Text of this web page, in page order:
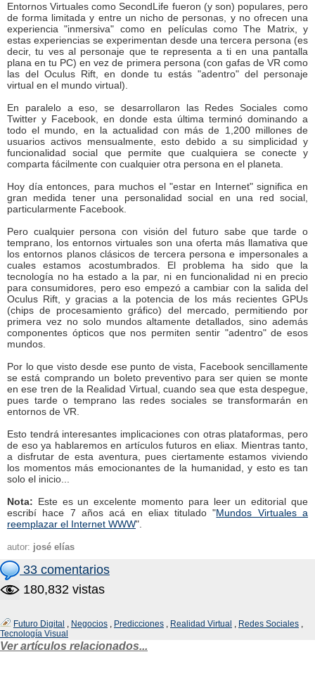
Entornos Virtuales como SecondLife fueron (y son) populares, pero
de forma limitada y entre un nicho de personas, y no ofrecen una
experiencia "inmersiva" como en películas como The Matrix, y
estas experiencias se experimentan desde una tercera persona (es
decir, tu ves al personaje que te representa a ti en una pantalla
plana en tu PC) en vez de primera persona (con gafas de VR como
las del Oculus Rift, en donde tu estás "adentro" del personaje
virtual en el mundo virtual).
En paralelo a eso, se desarrollaron las Redes Sociales como
Twitter y Facebook, en donde esta última terminó dominando a
todo el mundo, en la actualidad con más de 1,200 millones de
usuarios activos mensualmente, esto debido a su simplicidad y
funcionalidad social que permite que cualquiera se conecte y
comparta fácilmente con cualquier otra persona en el planeta.
Hoy día entonces, para muchos el "estar en Internet" significa en
gran medida tener una personalidad social en una red social,
particularmente Facebook.
Pero cualquier persona con visión del futuro sabe que tarde o
temprano, los entornos virtuales son una oferta más llamativa que
los entornos planos clásicos de tercera persona e impersonales a
cuales estamos acostumbrados. El problema ha sido que la
tecnología no ha estado a la par, ni en funcionalidad ni en precio
para consumidores, pero eso empezó a cambiar con la salida del
Oculus Rift, y gracias a la potencia de los más recientes GPUs
(chips de procesamiento gráfico) del mercado, permitiendo por
primera vez no solo mundos altamente detallados, sino además
componentes ópticos que nos permiten sentir "adentro" de esos
mundos.
Por lo que visto desde ese punto de vista, Facebook sencillamente
se está comprando un boleto preventivo para ser quien se monte
en ese tren de la Realidad Virtual, cuando sea que esta despegue,
pues tarde o temprano las redes sociales se transformarán en
entornos de VR.
Esto tendrá interesantes implicaciones con otras plataformas, pero
de eso ya hablaremos en artículos futuros en eliax. Mientras tanto,
a disfrutar de esta aventura, pues ciertamente estamos viviendo
los momentos más emocionantes de la humanidad, y esto es tan
solo el inicio...
Nota: Este es un excelente momento para leer un editorial que
escribí hace 7 años acá en eliax titulado "Mundos Virtuales a
reemplazar el Internet WWW".
autor: josé elías
33 comentarios
180,832 vistas
Futuro Digital , Negocios , Predicciones , Realidad Virtual , Redes Sociales ,
Tecnología Visual
Ver artículos relacionados...